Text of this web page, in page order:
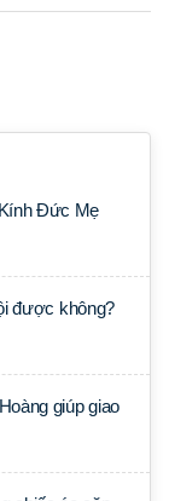
Đức Mẹ
được không?
giúp giao